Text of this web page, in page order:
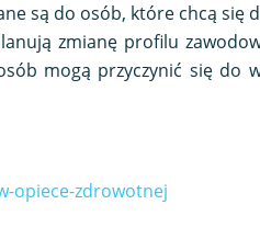
są do osób, które chcą się
zmianę profilu
mogą przyczynić się do
opiece-zdrowotnej